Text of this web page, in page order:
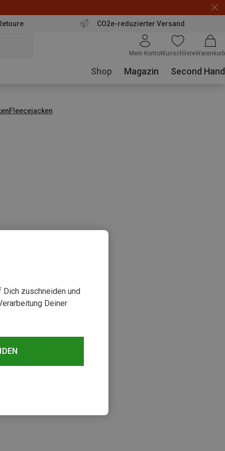
CO2e-reduzierter Versand
Mein KontoWunschlisteWarenkorb
Shop Magazin Second Hand
Fleecejacken
zuschneiden und
Deiner